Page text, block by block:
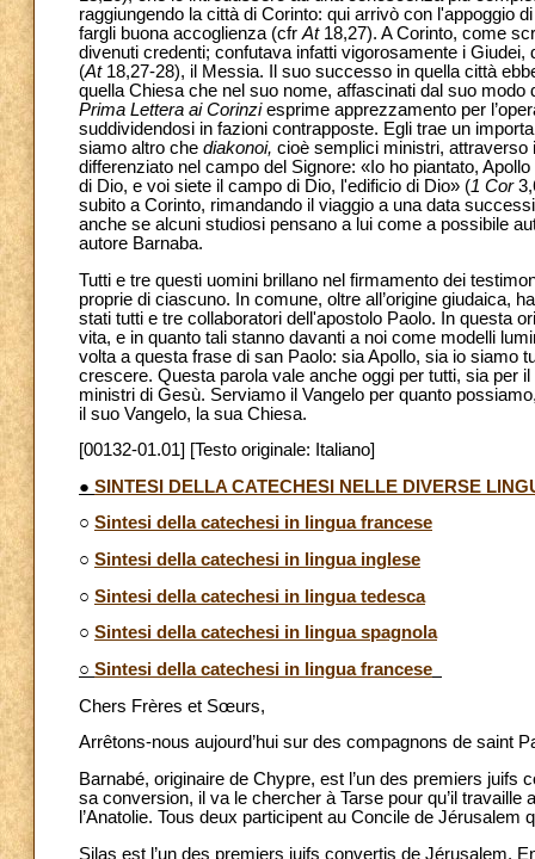
raggiungendo la città di Corinto: qui arrivò con l'appoggio
fargli buona accoglienza (cfr At18,27). A Corinto, come
divenuti credenti; confutava infatti vigorosamente i
(At18,27-28), il Messia. Il suo successo in quella città
quella Chiesa che nel suo nome, affascinati dal suo
Prima Lettera ai Corinziesprime apprezzamento per
suddividendosi in fazioni contrapposte. Egli trae un
siamo altro che diakonoi, cioè semplici ministri,
differenziato nel campo del Signore: «Io ho piantato,
di Dio, e voi siete il campo di Dio, l'edificio di Dio» (1 Cor
subito a Corinto, rimandando il viaggio a una data
anche se alcuni studiosi pensano a lui come a possibile
autore Barnaba.
Tutti e tre questi uomini brillano nel firmamento dei
proprie di ciascuno. In comune, oltre all’origine giudaica,
stati tutti e tre collaboratori dell'apostolo Paolo. In questa
vita, e in quanto tali stanno davanti a noi come modelli
volta a questa frase di san Paolo: sia Apollo, sia io siamo
crescere. Questa parola vale anche oggi per tutti, sia per
ministri di Gesù. Serviamo il Vangelo per quanto
il suo Vangelo, la sua Chiesa.
[00132-01.01] [Testo originale: Italiano]
● SINTESI DELLA CATECHESI NELLE DIVERSE
○ Sintesi della catechesi in lingua francese
○ Sintesi della catechesi in lingua inglese
○ Sintesi della catechesi in lingua tedesca
○ Sintesi della catechesi in lingua spagnola
○ Sintesi della catechesi in lingua francese
Chers Frères et Sœurs,
Arrêtons-nous aujourd’hui sur des compagnons de saint
Barnabé, originaire de Chypre, est l’un des premiers juifs
sa conversion, il va le chercher à Tarse pour qu’il travaille
l’Anatolie. Tous deux participent au Concile de
Silas est l’un des premiers juifs convertis de Jérusalem.